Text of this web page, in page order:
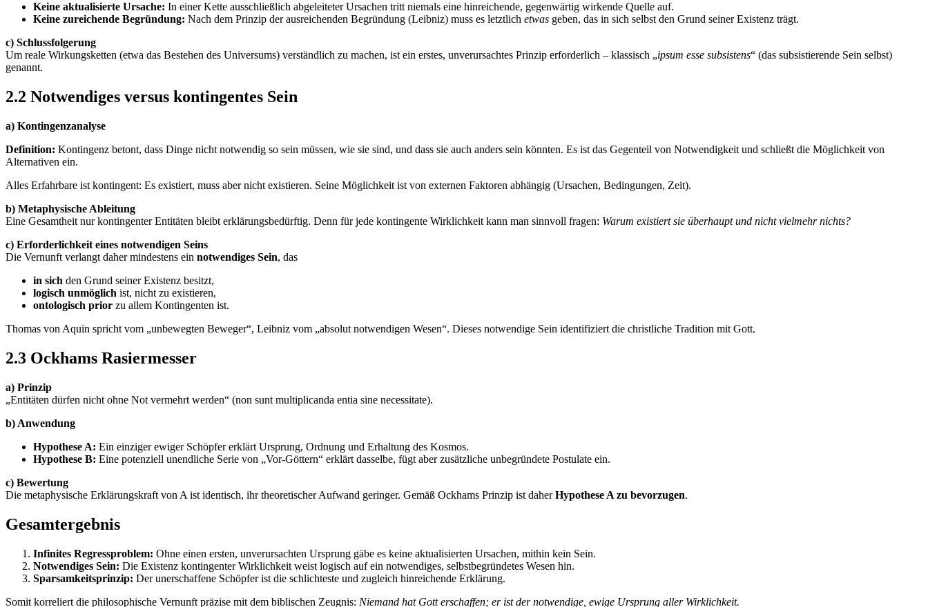
Keine aktualisierte Ursache: In einer Kette ausschließlich abgeleiteter Ursachen tritt niemals eine hinreichende, gegenwärtig wirkende Quelle auf.
Keine zureichende Begründung: Nach dem Prinzip der aus­reichenden Begründung (Leibniz) muss es letztlich etwas geben, das in sich selbst den Grund seiner Existenz trägt.
c) Schlussfolgerung
Um reale Wirkungsketten (etwa das Bestehen des Universums) verständlich zu machen, ist ein erstes, unverursachtes Prinzip erforderlich – klassisch „ipsum esse subsistens“ (das subsistierende Sein selbst)
genannt.
2.2 Notwendiges versus kontingentes Sein
a) Kontingenzanalyse
Definition: Kontingenz betont, dass Dinge nicht notwendig so sein müssen, wie sie sind, und dass sie auch anders sein könnten. Es ist das Gegenteil von Notwendigkeit und schließt die Möglichkeit von
Alternativen ein.
Alles Erfahrbare ist kontingent: Es existiert, muss aber nicht existieren. Seine Möglichkeit ist von externen Faktoren abhängig (Ursachen, Bedingungen, Zeit).
b) Metaphysische Ableitung
Eine Gesamtheit nur kontingenter Entitäten bleibt erklärungsbedürftig. Denn für jede kontingente Wirklichkeit kann man sinnvoll fragen: Warum existiert sie überhaupt und nicht vielmehr nichts?
c) Erforderlichkeit eines notwendigen Seins
Die Vernunft verlangt daher mindestens ein notwendiges Sein, das
in sich den Grund seiner Existenz besitzt,
logisch unmöglich ist, nicht zu existieren,
ontologisch prior zu allem Kontingenten ist.
Thomas von Aquin spricht vom „unbewegten Beweger“, Leibniz vom „absolut notwendigen Wesen“. Dieses notwendige Sein identifiziert die christliche Tradition mit Gott.
2.3 Ockhams Rasiermesser
a) Prinzip
„Entitäten dürfen nicht ohne Not vermehrt werden“ (non sunt multiplicanda entia sine necessitate).
b) Anwendung
Hypothese A: Ein einziger ewiger Schöpfer erklärt Ursprung, Ordnung und Erhaltung des Kosmos.
Hypothese B: Eine potenziell unendliche Serie von „Vor-Göttern“ erklärt dasselbe, fügt aber zusätzliche unbegründete Postulate ein.
c) Bewertung
Die metaphysische Erklärungskraft von A ist identisch, ihr theoretischer Aufwand geringer. Gemäß Ockhams Prinzip ist daherHypothese A zu bevorzugen.
Gesamtergebnis
Infinites Regressproblem: Ohne einen ersten, unverursachten Ursprung gäbe es keine aktualisierten Ursachen, mithin kein Sein.
Notwendiges Sein: Die Existenz kontingenter Wirklichkeit weist logisch auf ein notwendiges, selbstbegründetes Wesen hin.
Sparsamkeitsprinzip: Der unerschaffene Schöpfer ist die schlichteste und zugleich hinreichende Erklärung.
Somit korreliert die philosophische Vernunft präzise mit dem biblischen Zeugnis: Niemand hat Gott erschaffen; er ist der notwendige, ewige Ursprung aller Wirklichkeit.